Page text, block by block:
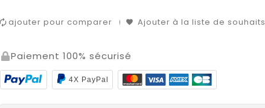
ajouter pour comparer Ajouter à la liste de souhaits
Paiement 100% sécurisé
4X PayPal